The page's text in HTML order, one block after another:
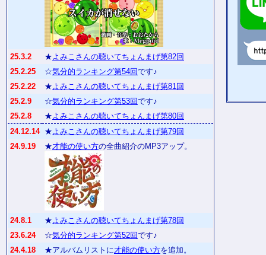
25.3.2 ★よみこさんの聴いてちょんまげ第82回
25.2.25
☆気分的ランキング第54回です♪
25.2.22
★よみこさんの聴いてちょんまげ第81回
25.2.9
☆気分的ランキング第53回です♪
25.2.8
★よみこさんの聴いてちょんまげ第80回
24.12.14 ★よみこさんの聴いてちょんまげ第79回
24.9.19
★才能の使い方の全曲紹介のMP3アップ。
24.8.1 ★よみこさんの聴いてちょんまげ第78回
23.6.24
☆気分的ランキング第52回です♪
24.4.18
★アルバムリストに才能の使い方を追加。